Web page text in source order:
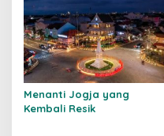
Menanti Jogja yang
Kembali Resik